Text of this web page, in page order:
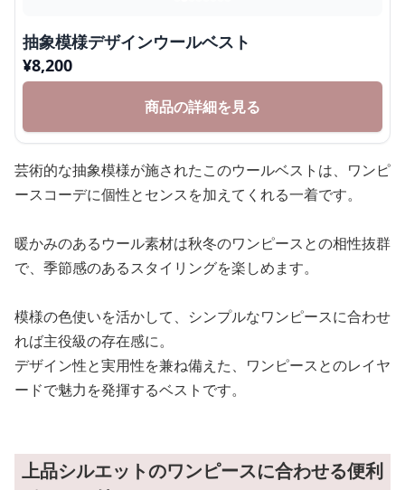
抽象模様デザインウールベスト
¥8,200
商品の詳細を見る
芸術的な抽象模様が施されたこのウールベストは、ワンピ
ースコーデに個性とセンスを加えてくれる一着です。
暖かみのあるウール素材は秋冬のワンピースとの相性抜群
で、季節感のあるスタイリングを楽しめます。
模様の色使いを活かして、シンプルなワンピースに合わせ
れば主役級の存在感に。
デザイン性と実用性を兼ね備えた、ワンピースとのレイヤ
ードで魅力を発揮するベストです。
上品シルエットのワンピースに合わせる便利